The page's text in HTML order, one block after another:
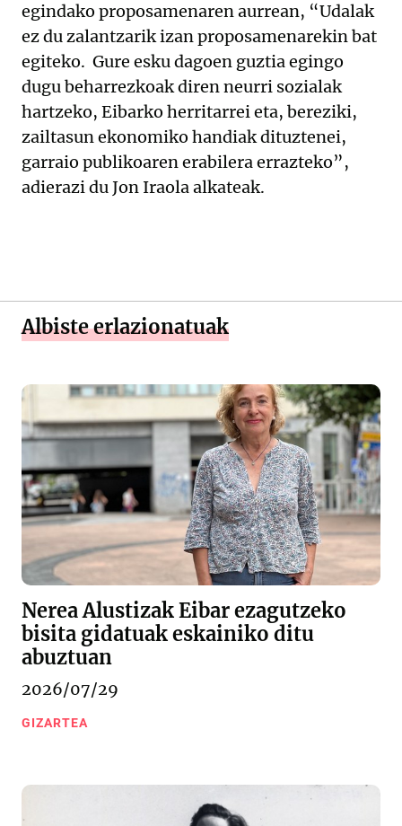
egindako proposamenaren aurrean, “Udalak
ez du zalantzarik izan proposamenarekin bat
egiteko. Gure esku dagoen guztia egingo
dugu beharrezkoak diren neurri sozialak
hartzeko, Eibarko herritarrei eta, bereziki,
zailtasun ekonomiko handiak dituztenei,
garraio publikoaren erabilera errazteko”,
adierazi du Jon Iraola alkateak.
Albiste erlazionatuak
Nerea Alustizak Eibar ezagutzeko
bisita gidatuak eskainiko ditu
abuztuan
2026/07/29
GIZARTEA